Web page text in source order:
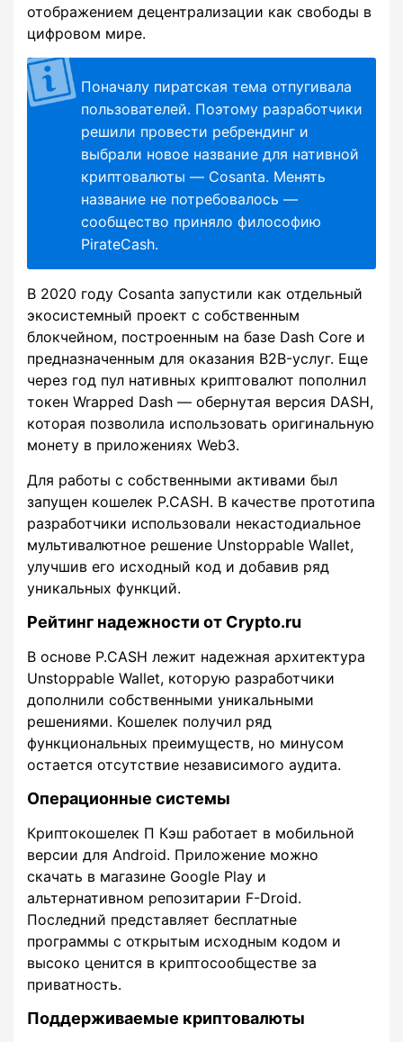
отображением децентрализации как свободы в
цифровом мире.
Поначалу пиратская тема отпугивала
пользователей. Поэтому разработчики
решили провести ребрендинг и
выбрали новое название для нативной
криптовалюты — Cosanta. Менять
название не потребовалось —
сообщество приняло философию
PirateCash.
В 2020 году Cosanta запустили как отдельный
экосистемный проект с собственным
блокчейном, построенным на базе Dash Core и
предназначенным для оказания B2B-услуг. Еще
через год пул нативных криптовалют пополнил
токен Wrapped Dash — обернутая версия DASH,
которая позволила использовать оригинальную
монету в приложениях Web3.
Для работы с собственными активами был
запущен кошелек P.CASH. В качестве прототипа
разработчики использовали некастодиальное
мультивалютное решение Unstoppable Wallet,
улучшив его исходный код и добавив ряд
уникальных функций.
Рейтинг надежности от Crypto.ru
В основе P.CASH лежит надежная архитектура
Unstoppable Wallet, которую разработчики
дополнили собственными уникальными
решениями. Кошелек получил ряд
функциональных преимуществ, но минусом
остается отсутствие независимого аудита.
Операционные системы
Криптокошелек П Кэш работает в мобильной
версии для Android. Приложение можно
скачать в магазине Google Play и
альтернативном репозитарии F-Droid.
Последний представляет бесплатные
программы с открытым исходным кодом и
высоко ценится в криптосообществе за
приватность.
Поддерживаемые криптовалюты